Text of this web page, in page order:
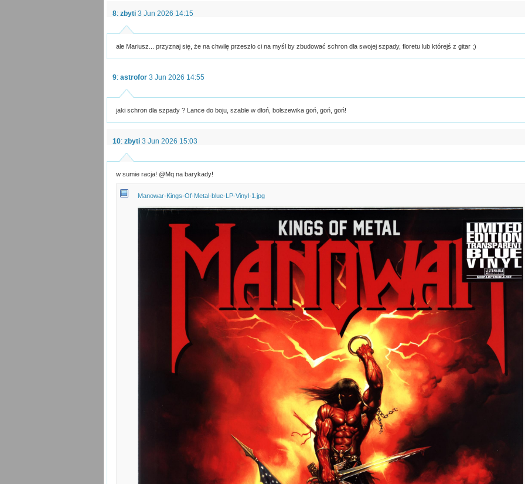
8: zbyti 3 Jun 2026 14:15
ale Mariusz... przyznaj się, że na chwilę przeszło ci na myśl by zbudować schron dla swojej szpady, floretu lub którejś z gitar ;)
9: astrofor 3 Jun 2026 14:55
jaki schron dla szpady ? Lance do boju, szable w dłoń, bolszewika goń, goń, goń!
10: zbyti 3 Jun 2026 15:03
w sumie racja! @Mq na barykady!
Manowar-Kings-Of-Metal-blue-LP-Vinyl-1.jpg